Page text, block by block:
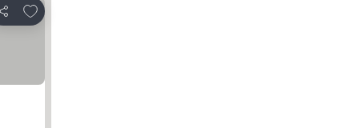
Κοινοποίηση
Προσθήκη στα αγαπημένα